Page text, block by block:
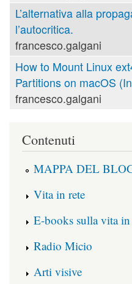
L’alternativa alla
l’autocritica.
francesco.galgani
How to Mount Linux
Partitions on macOS
francesco.galgani
Contenuti
MAPPA DEL
Vita in rete
E-books sulla vita in
Radio Micio
Arti visive